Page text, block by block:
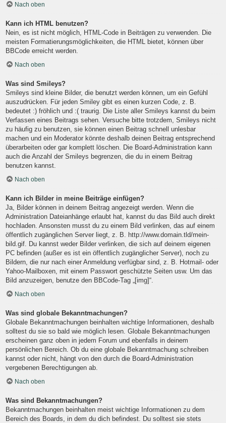
Nach oben
Kann ich HTML benutzen?
Nein, es ist nicht möglich, HTML-Code in Beiträgen zu verwenden. Die
meisten Formatierungsmöglichkeiten, die HTML bietet, können über
BBCode erreicht werden.
Nach oben
Was sind Smileys?
Smileys sind kleine Bilder, die benutzt werden können, um ein Gefühl
auszudrücken. Für jeden Smiley gibt es einen kurzen Code, z. B.
bedeutet :) fröhlich und :( traurig. Die Liste aller Smileys kannst du beim
Verfassen eines Beitrags sehen. Versuche bitte trotzdem, Smileys nicht
zu häufig zu benutzen, sie können einen Beitrag schnell unlesbar
machen und ein Moderator könnte deshalb deinen Beitrag entsprechend
überarbeiten oder gar komplett löschen. Die Board-Administration kann
auch die Anzahl der Smileys begrenzen, die du in einem Beitrag
benutzen kannst.
Nach oben
Kann ich Bilder in meine Beiträge einfügen?
Ja, Bilder können in deinem Beitrag angezeigt werden. Wenn die
Administration Dateianhänge erlaubt hat, kannst du das Bild auch direkt
hochladen. Ansonsten musst du zu einem Bild verlinken, das auf einem
öffentlich zugänglichen Server liegt, z. B. http://www.domain.tld/mein-
bild.gif. Du kannst weder Bilder verlinken, die sich auf deinem eigenen
PC befinden (außer es ist ein öffentlich zugänglicher Server), noch zu
Bildern, die nur nach einer Anmeldung verfügbar sind, z. B. Hotmail- oder
Yahoo-Mailboxen, mit einem Passwort geschützte Seiten usw. Um das
Bild anzuzeigen, benutze den BBCode-Tag „[img]“.
Nach oben
Was sind globale Bekanntmachungen?
Globale Bekanntmachungen beinhalten wichtige Informationen, deshalb
solltest du sie so bald wie möglich lesen. Globale Bekanntmachungen
erscheinen ganz oben in jedem Forum und ebenfalls in deinem
persönlichen Bereich. Ob du eine globale Bekanntmachung schreiben
kannst oder nicht, hängt von den durch die Board-Administration
vergebenen Berechtigungen ab.
Nach oben
Was sind Bekanntmachungen?
Bekanntmachungen beinhalten meist wichtige Informationen zu dem
Bereich des Boards, in dem du dich befindest. Du solltest sie stets